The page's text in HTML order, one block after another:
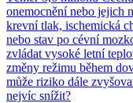
onemocnění nebo jejich
krevní tlak, ischemická
nebo stav po cévní
zvládat vysoké letní
změny režimu během
může riziko dále
nejvíc snížit?